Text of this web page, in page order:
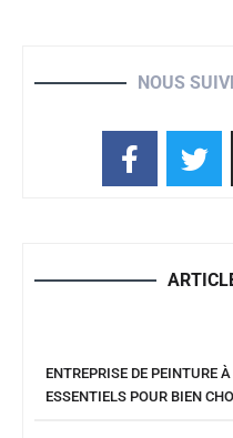
NOUS
ENTREPRISE DE PEINTURE
ESSENTIELS POUR BIEN